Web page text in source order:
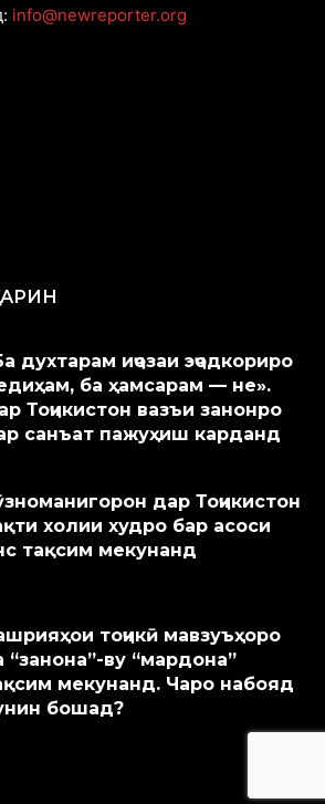
info@newreporter.org
духтарам иҷозаи эҷодкориро
ба ҳамсарам — не».
Тоҷикистон вазъи занонро
санъат пажуҳиш карданд
дар Тоҷикистон
холии худро бар асоси
тақсим мекунанд
тоҷикӣ мавзуъҳоро
“занона”-ву “мардона”
мекунанд. Чаро набояд
бошад?